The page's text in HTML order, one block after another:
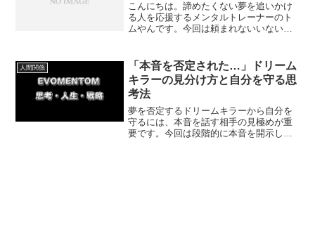
こんにちは。諦めたくない夢を追いかけ
る人を応援するメンタルトレーナーのト
ムやんです。今回は頼まれないいないの
任を持つ必要はない他人の課題や悩みま
であなたが責任を持つ必要...
人間関係
「本音を否定された…」ドリーム
キラーの見分け方と自分を守る思
考法
夢を否定するドリームキラーから自分を
守るには、本音を話す相手の見極めが重
要です。今回は段階的に本音を開示し、